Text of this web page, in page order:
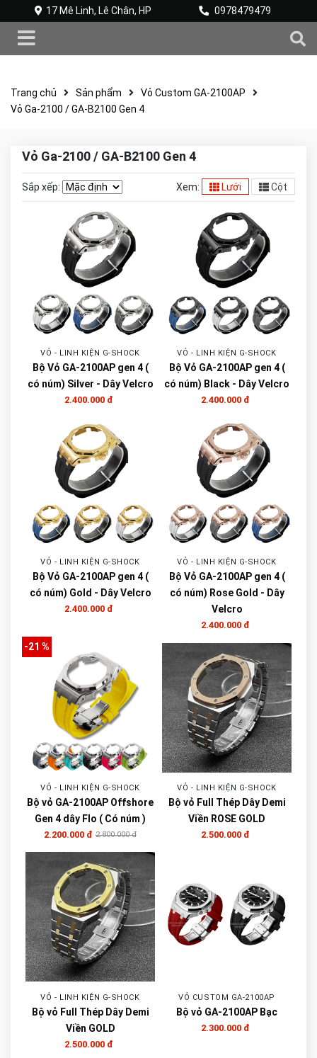
17 Mê Linh, Lê Chân, HP 0978479479
Trang chủ Sản phẩm
Vỏ Custom GA-2100AP
Vỏ Ga-2100 / GA-B2100 Gen 4
Vỏ Ga-2100 / GA-B2100 Gen 4
Sắp xếp: Xem: Lưới Cột
VỎ - LINH KIỆN G-SHOCK
Bộ Vỏ GA-2100AP gen 4 (
có núm) Silver - Dây Velcro
2.400.000 đ
VỎ - LINH KIỆN G-SHOCK
Bộ Vỏ GA-2100AP gen 4 (
có núm) Black - Dây Velcro
2.400.000 đ
VỎ - LINH KIỆN G-SHOCK
Bộ Vỏ GA-2100AP gen 4 (
có núm) Gold - Dây Velcro
2.400.000 đ
VỎ - LINH KIỆN G-SHOCK
Bộ Vỏ GA-2100AP gen 4 (
có núm) Rose Gold - Dây
Velcro
2.400.000 đ
-21 %
VỎ - LINH KIỆN G-SHOCK
Bộ vỏ GA-2100AP Offshore
Gen 4 dây Flo ( Có núm )
2.200.000 đ 2.800.000 đ
VỎ - LINH KIỆN G-SHOCK
Bộ vỏ Full Thép Dây Demi
Viền ROSE GOLD
2.500.000 đ
VỎ - LINH KIỆN G-SHOCK
Bộ vỏ Full Thép Dây Demi
Viền GOLD
2.500.000 đ
VỎ CUSTOM GA-2100AP
Bộ vỏ GA-2100AP Bạc
2.300.000 đ